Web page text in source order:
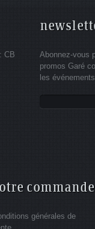
CB
Abonnez-vous
promos Garé
les
commande
générales de